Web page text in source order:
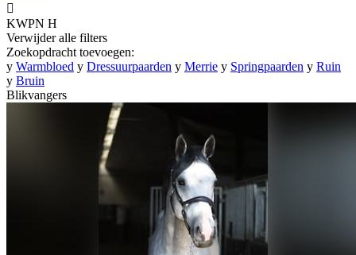

KWPN H
Verwijder alle filters
Zoekopdracht toevoegen:
y Warmbloed y Dressuurpaarden y Merrie y Springpaarden y Ruin
y Bruin
Blikvangers